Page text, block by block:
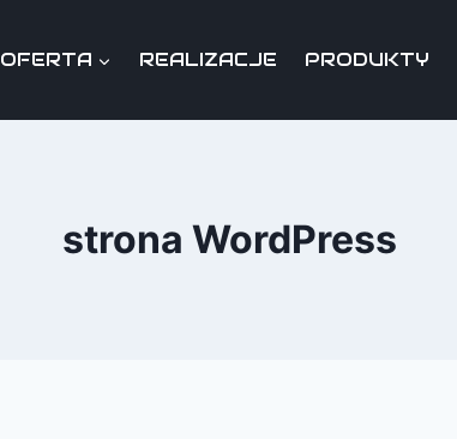
OFERTA REALIZACJE PRODUKTY
strona WordPress